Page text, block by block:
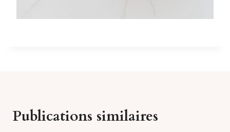
Publications similaires